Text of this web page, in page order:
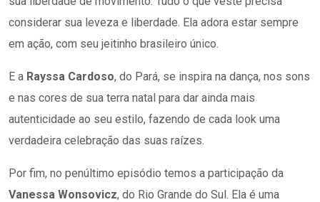
considerar sua leveza e liberdade. Ela adora estar sempre
em ação, com seu jeitinho brasileiro único.
E a Rayssa Cardoso, do Pará, se inspira na dança, nos sons
e nas cores de sua terra natal para dar ainda mais
autenticidade ao seu estilo, fazendo de cada look uma
verdadeira celebração das suas raízes.
Por fim, no penúltimo episódio temos a participação da
Vanessa Wonsovicz, do Rio Grande do Sul. Ela é uma